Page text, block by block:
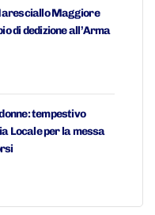
Maggiore
di dedizione all’Arma
tempestivo
Locale per la messa